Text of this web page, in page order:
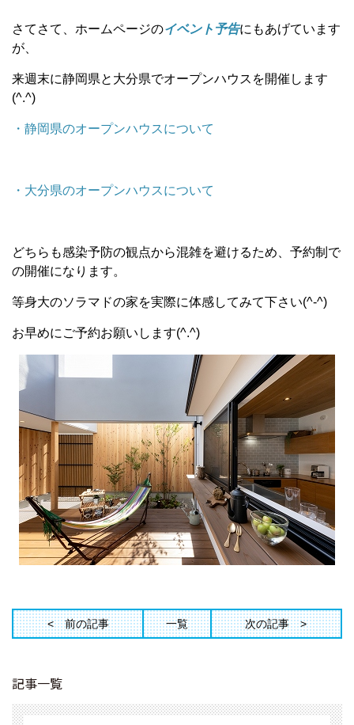
さてさて、ホームページのイベント予告にもあげています
が、
来週末に静岡県と大分県でオープンハウスを開催します
(^.^)
・静岡県のオープンハウスについて
・大分県のオープンハウスについて
どちらも感染予防の観点から混雑を避けるため、予約制で
の開催になります。
等身大のソラマドの家を実際に体感してみて下さい(^-^)
お早めにご予約お願いします(^.^)
前の記事 一覧 次の記事
記事一覧